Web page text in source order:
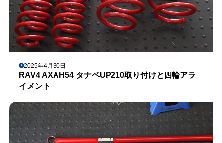
2025年4月30日
RAV4 AXAH54 タナベUP210取り付けと四輪アラ
イメント